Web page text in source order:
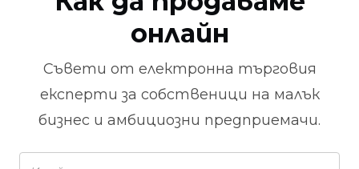
онлайн
Съвети от електронна търговия
експерти за собственици на малък
бизнес и амбициозни предприемачи.